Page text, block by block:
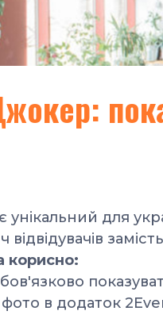
унікальний для
корисно:
в додаток